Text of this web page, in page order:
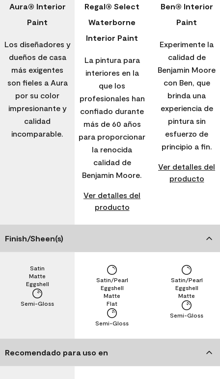
Aura® Interior
Paint
Los diseñadores y
dueños de casa
más exigentes
son fieles a Aura
por su color
impresionante y
calidad
incomparable.
Regal® Select
Waterborne
Interior Paint
La pintura para
interiores en la
que los
profesionales han
confiado durante
más de 60 años
para proporcionar
la renocida
calidad de
Benjamin Moore.
Ver detalles del
producto
Ben® Interior
Paint
Experimente la
calidad de
Benjamin Moore
con Ben, que
brinda una
experiencia de
pintura sin
esfuerzo de
principio a fin.
Ver detalles del
producto
Finish/Sheen(s)
Semi-Gloss
Eggshell
Matte
Satin
Semi-Gloss
Flat
Matte
Eggshell
Satin/Pearl
Semi-Gloss
Matte
Eggshell
Satin/Pearl
Recomendado para uso en